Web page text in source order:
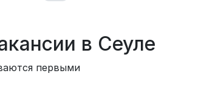
в Сеуле
первыми